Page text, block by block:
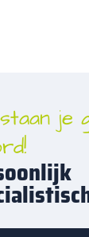
je